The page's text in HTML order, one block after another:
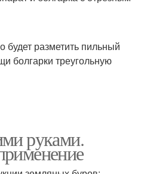
разметить пильный
болгарки треугольную
руками.